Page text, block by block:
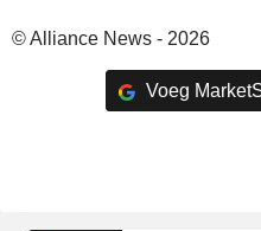
© Alliance News - 2026
Voeg